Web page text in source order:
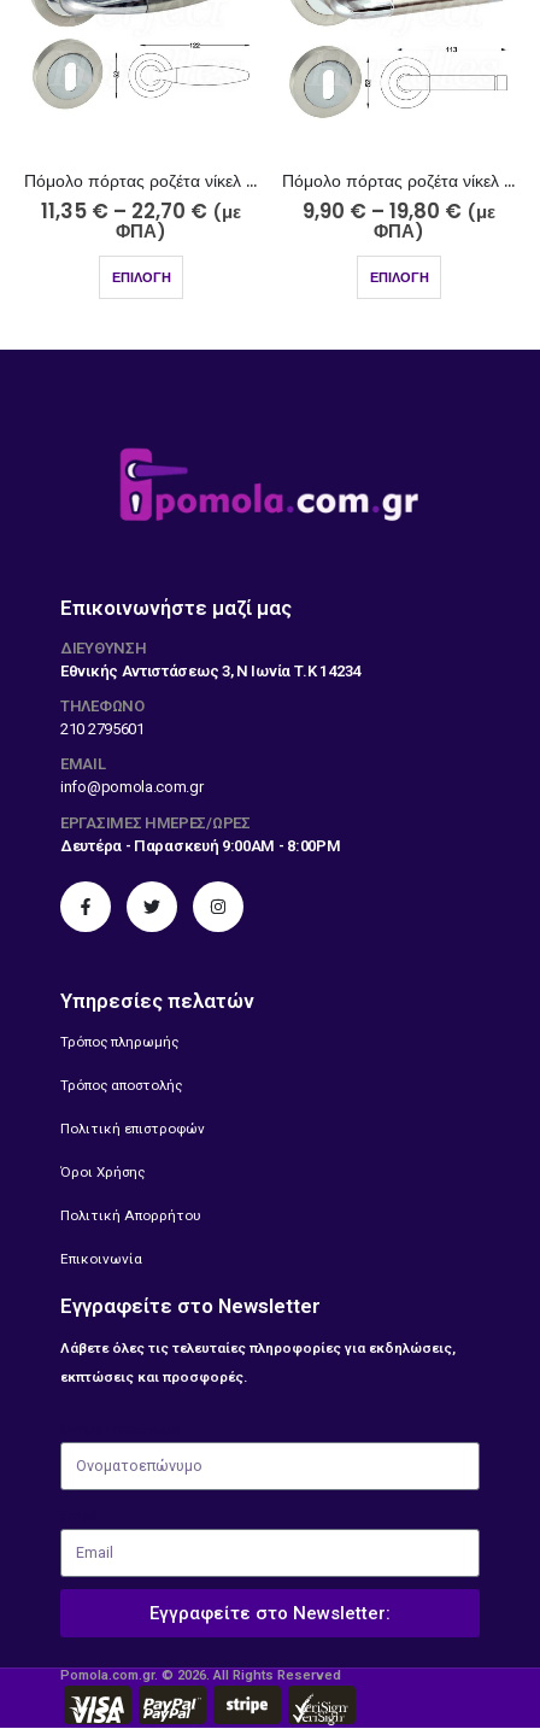
Πόμολο πόρτας ροζέτα νίκελ ματ χρώμιο 214-10-5/2
11,35 € – 22,70 € (με
ΦΠΑ)
ΕΠΙΛΟΓΉ
Πόμολο πόρτας ροζέτα νίκελ ματ χρώμιο 221-10-5/2
9,90 € – 19,80 € (με
ΦΠΑ)
ΕΠΙΛΟΓΉ
Επικοινωνήστε μαζί μας
ΔΙΕΎΘΥΝΣΗ
Εθνικής Αντιστάσεως 3, Ν Ιωνία Τ.Κ 14234
ΤΗΛΕΦΩΝΟ
210 2795601
EMAIL
info@pomola.com.gr
ΕΡΓΆΣΙΜΕΣ ΗΜΈΡΕΣ/ΏΡΕΣ
Δευτέρα - Παρασκευή 9:00AM - 8:00PM
Υπηρεσίες πελατών
Τρόπος πληρωμής
Τρόπος αποστολής
Πολιτική επιστροφών
Όροι Χρήσης
Πολιτική Απορρήτου
Επικοινωνία
Εγγραφείτε στο Newsletter
Λάβετε όλες τις τελευταίες πληροφορίες για εκδηλώσεις,
εκπτώσεις και προσφορές.
Εγγραφείτε στο Newsletter:
Pomola.com.gr. © 2026. All Rights Reserved